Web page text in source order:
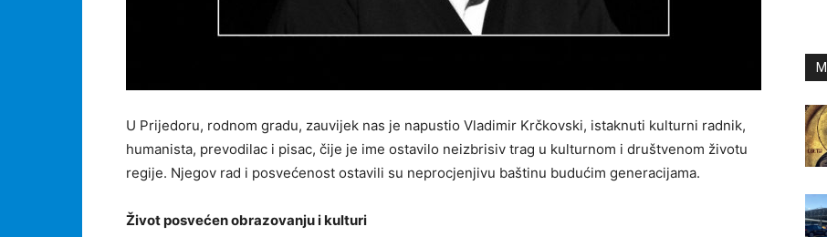
U Prijedoru, rodnom gradu, zauvijek nas je napustio Vladimir Krčkovski, istaknuti kulturni radnik,
humanista, prevodilac i pisac, čije je ime ostavilo neizbrisiv trag u kulturnom i društvenom životu
regije. Njegov rad i posvećenost ostavili su neprocjenjivu baštinu budućim generacijama.
Život posvećen obrazovanju i kulturi